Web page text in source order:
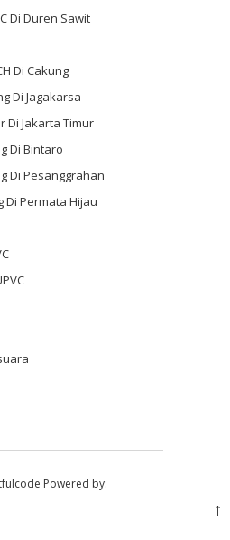
Di Duren Sawit
Di Cakung
Di Jagakarsa
Di Jakarta Timur
Di Bintaro
Di Pesanggrahan
Di Permata Hijau
Powered by:
↑